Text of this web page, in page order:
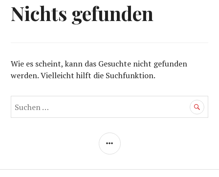
Nichts gefunden
Wie es scheint, kann das Gesuchte nicht gefunden
werden. Vielleicht hilft die Suchfunktion.
nach:
SEITENLEISTE